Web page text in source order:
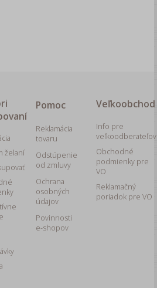
želaní
Pomoc
Reklamácia
tovaru
Odstúpenie
od zmluvy
Ochrana
osobných
údajov
Povinnosti
e-shopov
Veľkoobchod
Info pre
veľkoodberateľov
Obchodné
podmienky pre
VO
Reklamačný
poriadok pre VO